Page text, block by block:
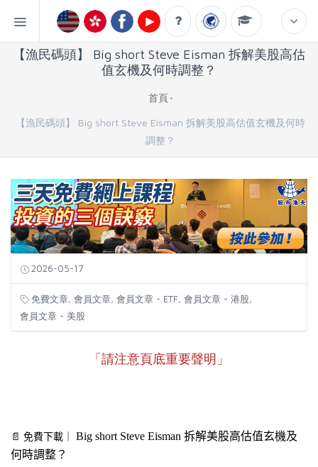
【漁民碼頭】 Big short Steve Eisman 拆解美股高估
值玄機及何時調整？
首頁
【漁民碼頭】 Big short Steve Eisman 拆解美股高估值玄機及何時
調整？
2026-05-17
免費文章 會員文章 會員文章 - ETF 會員文章 - 港股
會員文章 - 美股
「請注意頁底重要聲明」
📄 免費下載 Big short Steve Eisman 拆解美股高估值玄機及
何時調整？